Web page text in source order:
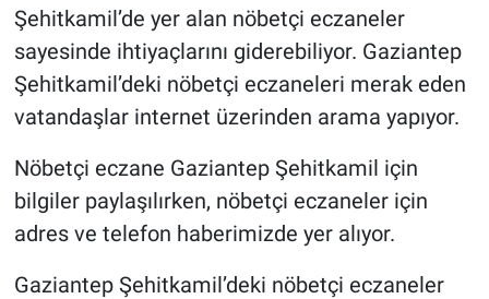
Şehitkamil’de yer alan nöbetçi eczaneler
sayesinde ihtiyaçlarını giderebiliyor. Gaziantep
Şehitkamil’deki nöbetçi eczaneleri merak eden
vatandaşlar internet üzerinden arama yapıyor.
Nöbetçi eczane Gaziantep Şehitkamil için
bilgiler paylaşılırken, nöbetçi eczaneler için
adres ve telefon haberimizde yer alıyor.
Gaziantep Şehitkamil’deki nöbetçi eczaneler